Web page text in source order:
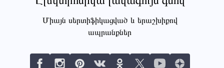
Միայն սերտիֆիկացված և երաշխիքով
ապրանքներ